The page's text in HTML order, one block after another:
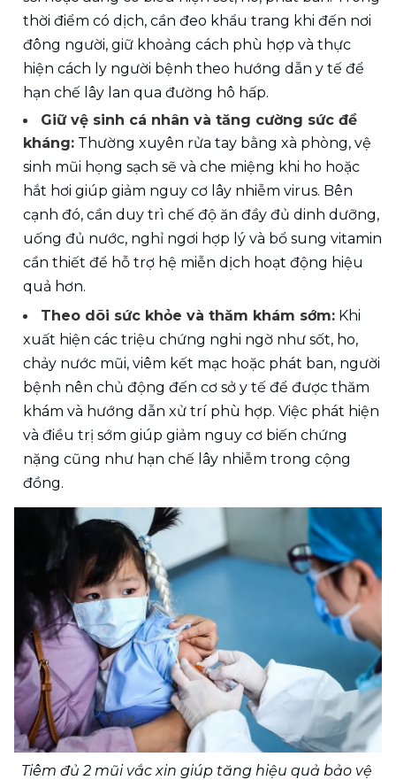
thời điểm có dịch, cần đeo khẩu trang khi đến nơi
đông người, giữ khoảng cách phù hợp và thực
hiện cách ly người bệnh theo hướng dẫn y tế để
hạn chế lây lan qua đường hô hấp.
Giữ vệ sinh cá nhân và tăng cường sức đề
kháng: Thường xuyên rửa tay bằng xà phòng, vệ
sinh mũi họng sạch sẽ và che miệng khi ho hoặc
hắt hơi giúp giảm nguy cơ lây nhiễm virus. Bên
cạnh đó, cần duy trì chế độ ăn đầy đủ dinh dưỡng,
uống đủ nước, nghỉ ngơi hợp lý và bổ sung vitamin
cần thiết để hỗ trợ hệ miễn dịch hoạt động hiệu
quả hơn.
Theo dõi sức khỏe và thăm khám sớm: Khi
xuất hiện các triệu chứng nghi ngờ như sốt, ho,
chảy nước mũi, viêm kết mạc hoặc phát ban, người
bệnh nên chủ động đến cơ sở y tế để được thăm
khám và hướng dẫn xử trí phù hợp. Việc phát hiện
và điều trị sớm giúp giảm nguy cơ biến chứng
nặng cũng như hạn chế lây nhiễm trong cộng
đồng.
Tiêm đủ 2 mũi vắc xin giúp tăng hiệu quả bảo vệ